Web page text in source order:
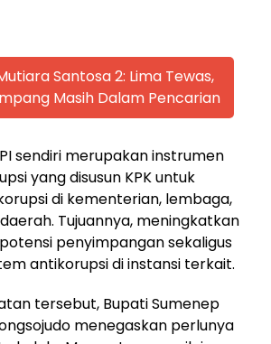
Santosa 2: Lima Tewas,
Masih Dalam Pencarian
sendiri merupakan instrumen
yang disusun KPK untuk
di kementerian, lembaga,
Tujuannya, meningkatkan
penyimpangan sekaligus
antikorupsi di instansi terkait.
tersebut, Bupati Sumenep
menegaskan perlunya